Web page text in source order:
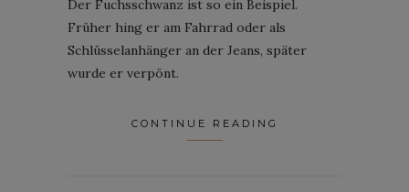
Der Fuchsschwanz ist so ein Beispiel.
Früher hing er am Fahrrad oder als
Schlüsselanhänger an der Jeans, später
wurde er verpönt.
CONTINUE READING